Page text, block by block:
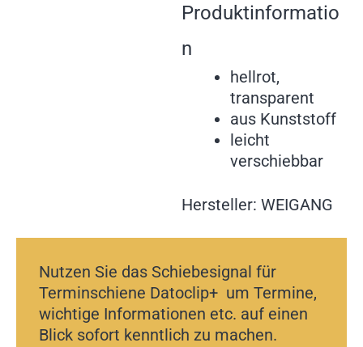
Produktinformatio
n
hellrot,
transparent
aus Kunststoff
leicht
verschiebbar
Hersteller: WEIGANG
Nutzen Sie das Schiebesignal für
Terminschiene Datoclip+ um Termine,
wichtige Informationen etc. auf einen
Blick sofort kenntlich zu machen.